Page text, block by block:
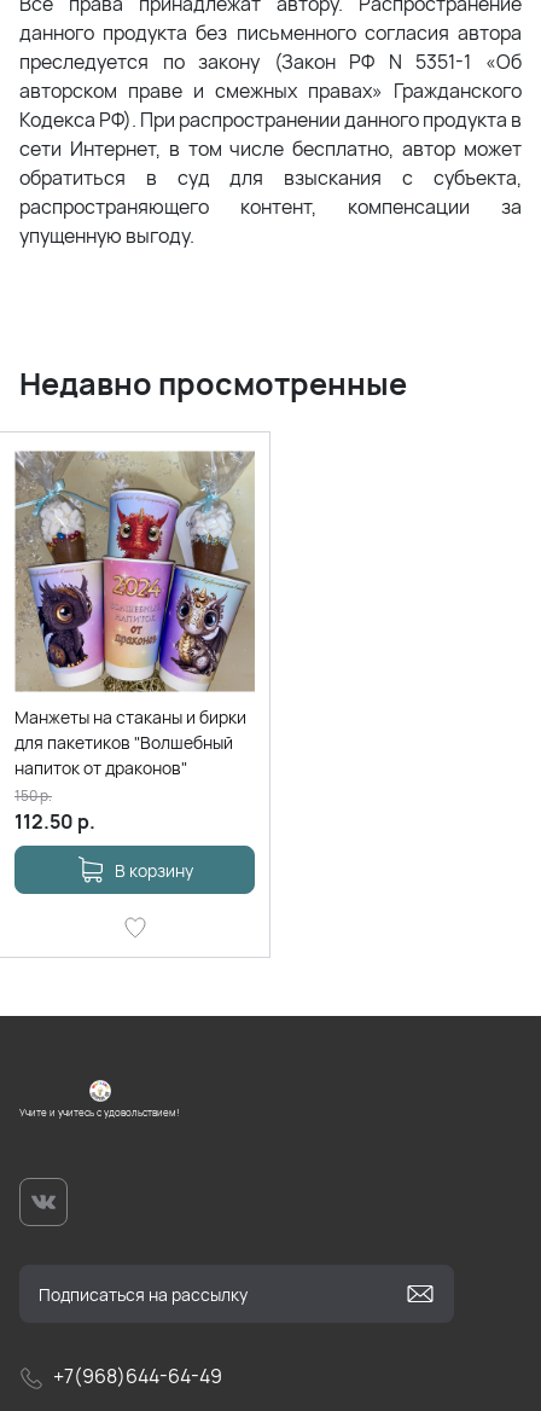
данного продукта без письменного согласия автора
преследуется по закону (Закон РФ N 5351-1 «Об
авторском праве и смежных правах» Гражданского
Кодекса РФ). При распространении данного продукта в
сети Интернет, в том числе бесплатно, автор может
обратиться в суд для взыскания с субъекта,
распространяющего контент, компенсации за
упущенную выгоду.
Недавно просмотренные
Манжеты на стаканы и бирки
для пакетиков "Волшебный
напиток от драконов"
112.50 р.
150р.
В корзину
Учите и учитесь с удовольствием!
+7(968)644-64-49